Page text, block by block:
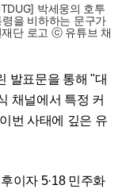
박세웅의 호투
을 비하하는 문구가
단 로고 ⓒ 유튜브 채
발표문을 통해 "대
채널에서 특정 커
번 사태에 깊은 유
이자 5·18 민주화